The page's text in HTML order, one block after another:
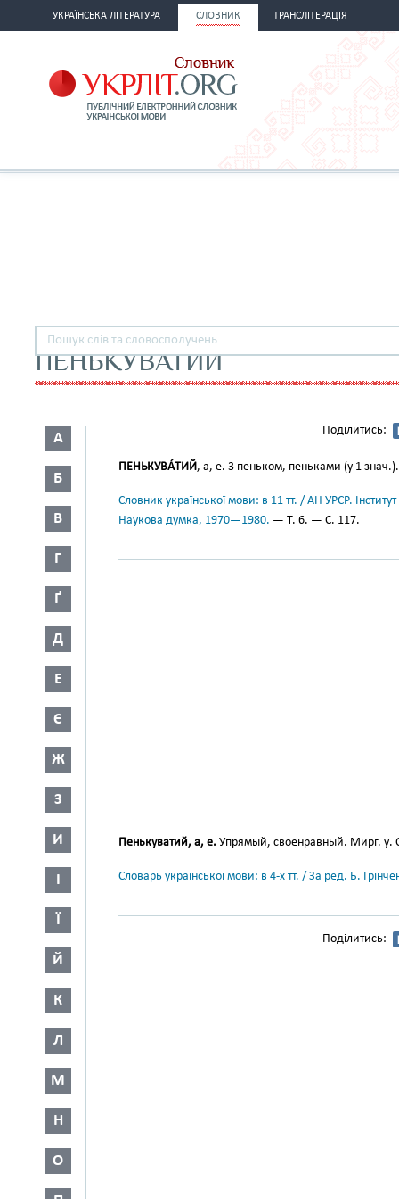
УКРАЇНСЬКА ЛІТЕРАТУРА СЛОВНИК ТРАНСЛІТЕРАЦІЯ
ПЕНЬКУВАТИЙ
А
Б
В
Г
Ґ
Д
Е
Є
Ж
З
И
І
Ї
Й
К
Л
М
Н
О
Поділитись:
ПЕНЬКУВА́ТИЙ, а, е. 3 пеньком, пеньками (у 1 знач.).
Словник української мови: в 11 тт. / АН УРСР.
Наукова думка, 1970—1980. — Т. 6. — С. 117.
Пенькуватий, а, е. Упрямый, своенравный. Мирг. у.
Словарь української мови: в 4-х тт. / За ред. Б.
Поділитись: